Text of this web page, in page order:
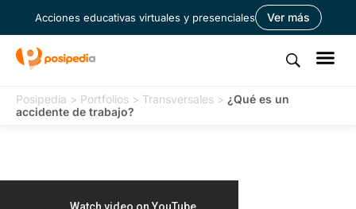
Acciones educativas virtuales y presenciales Ver más
Posipedia > Portfolios > Transversales > ¿Qué es un
accidente de trabajo?